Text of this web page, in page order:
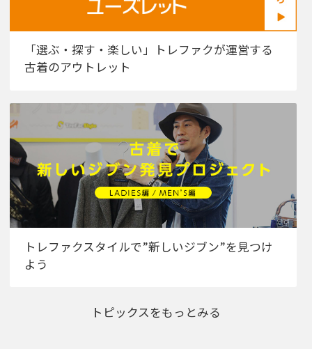
「選ぶ・探す・楽しい」トレファクが運営する
古着のアウトレット
トレファクスタイルで”新しいジブン”を見つけ
よう
トピックスをもっとみる